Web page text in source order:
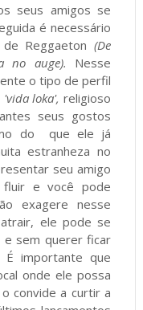
seus amigos se
é necessário
Reggaeton (De
no auge). Nesse
o tipo de perfil
'vida loka', religioso
seus gostos
do que ele já
estranheza no
seu amigo
fluir e você pode
exagere nesse
ele pode se
e sem querer ficar
É importante que
onde ele possa
convide a curtir a